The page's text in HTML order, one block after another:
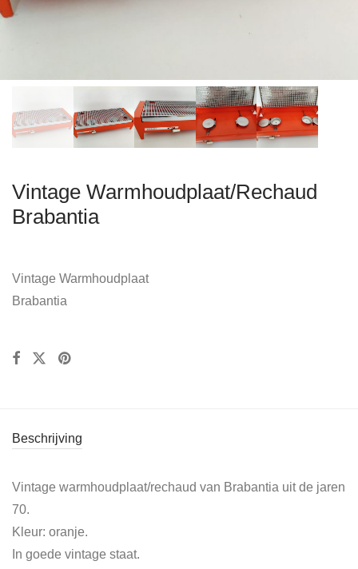
Vintage Warmhoudplaat/Rechaud
Brabantia
Vintage Warmhoudplaat
Brabantia
Beschrijving
Vintage warmhoudplaat/rechaud van Brabantia uit de jaren
70.
Kleur: oranje.
In goede vintage staat.